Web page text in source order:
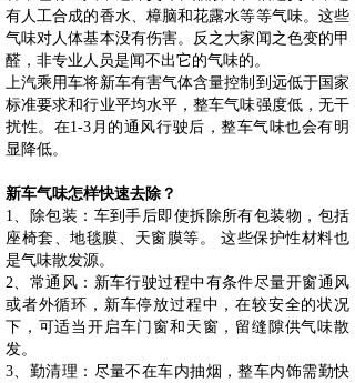
有人工合成的香水、樟脑和花露水等等气味。这些
气味对人体基本没有伤害。反之大家闻之色变的甲
醛，非专业人员是闻不出它的气味的。
上汽乘用车将新车有害气体含量控制到远低于国家
标准要求和行业平均水平，整车气味强度低，无干
扰性。在1-3月的通风行驶后，整车气味也会有明
显降低。
新车气味怎样快速去除？
1、除包装：车到手后即使拆除所有包装物，包括
座椅套、地毯膜、天窗膜等。 这些保护性材料也
是气味散发源。
2、常通风：新车行驶过程中有条件尽量开窗通风
或者外循环，新车停放过程中，在较安全的状况
下，可适当开启车门窗和天窗，留缝隙供气味散
发。
3、勤清理：尽量不在车内抽烟，整车内饰需勤快